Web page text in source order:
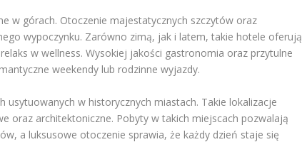
w górach. Otoczenie majestatycznych szczytów oraz
wypoczynku. Zarówno zimą, jak i latem, takie hotele oferują
w wellness. Wysokiej jakości gastronomia oraz przytulne
weekendy lub rodzinne wyjazdy.
w historycznych miastach. Takie lokalizacje
oraz architektoniczne. Pobyty w takich miejscach pozwalają
a luksusowe otoczenie sprawia, że każdy dzień staje się